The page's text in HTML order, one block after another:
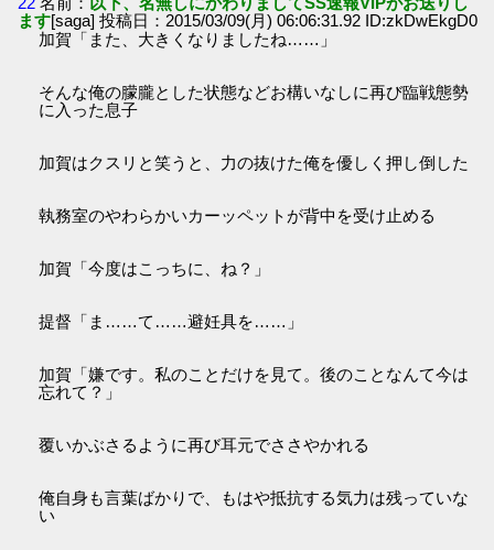
ます[saga] 投稿日：2015/03/09(月) 06:06:31.92 ID:zkDwEkgD0
加賀「また、大きくなりましたね……」
そんな俺の朦朧とした状態などお構いなしに再び臨戦態勢
に入った息子
加賀はクスリと笑うと、力の抜けた俺を優しく押し倒した
執務室のやわらかいカーッペットが背中を受け止める
加賀「今度はこっちに、ね？」
提督「ま……て……避妊具を……」
加賀「嫌です。私のことだけを見て。後のことなんて今は
忘れて？」
覆いかぶさるように再び耳元でささやかれる
俺自身も言葉ばかりで、もはや抵抗する気力は残っていな
い